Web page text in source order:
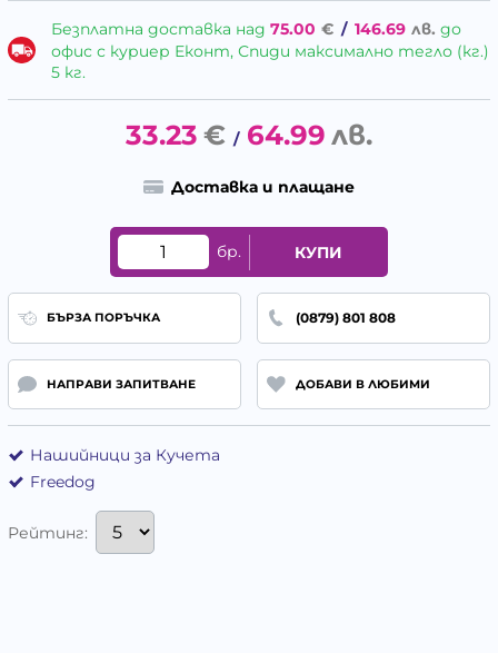
Безплатна доставка над 75.00 € / 146.69 лв. до
офис с куриер Еконт, Спиди максимално тегло (кг.)
5 кг.
33.23 € / 64.99 лв.
Доставка и плащане
бр. КУПИ
БЪРЗА ПОРЪЧКА (0879) 801 808
НАПРАВИ ЗАПИТВАНЕ ДОБАВИ В ЛЮБИМИ
Нашийници за Кучета
Freedog
Рейтинг: